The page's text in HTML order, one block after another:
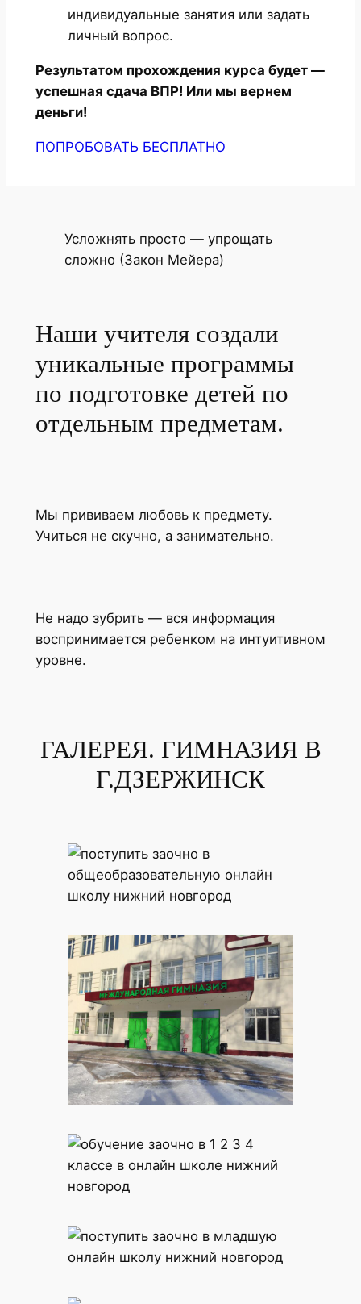
индивидуальные занятия или задать
личный вопрос.
Результатом прохождения курса будет —
успешная сдача ВПР! Или мы вернем
деньги!
ПОПРОБОВАТЬ БЕСПЛАТНО
Усложнять просто — упрощать
сложно (Закон Мейера)
Наши учителя создали
уникальные программы
по подготовке детей по
отдельным предметам.
Мы прививаем любовь к предмету.
Учиться не скучно, а занимательно.
Не надо зубрить — вся информация
воспринимается ребенком на интуитивном
уровне.
ГАЛЕРЕЯ. ГИМНАЗИЯ В
Г.ДЗЕРЖИНСК